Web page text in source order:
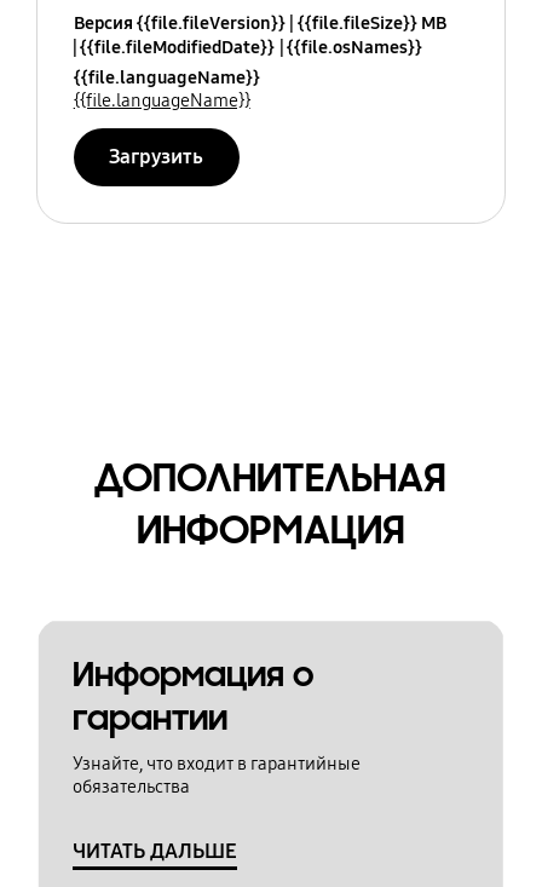
Версия {{file.fileVersion}} {{file.fileSize}} MB
{{file.fileModifiedDate}} {{file.osNames}}
{{file.languageName}}
{{file.languageName}}
Загрузить
ДОПОЛНИТЕЛЬНАЯ
ИНФОРМАЦИЯ
Информация о
гарантии
Узнайте, что входит в гарантийные
обязательства
ЧИТАТЬ ДАЛЬШЕ